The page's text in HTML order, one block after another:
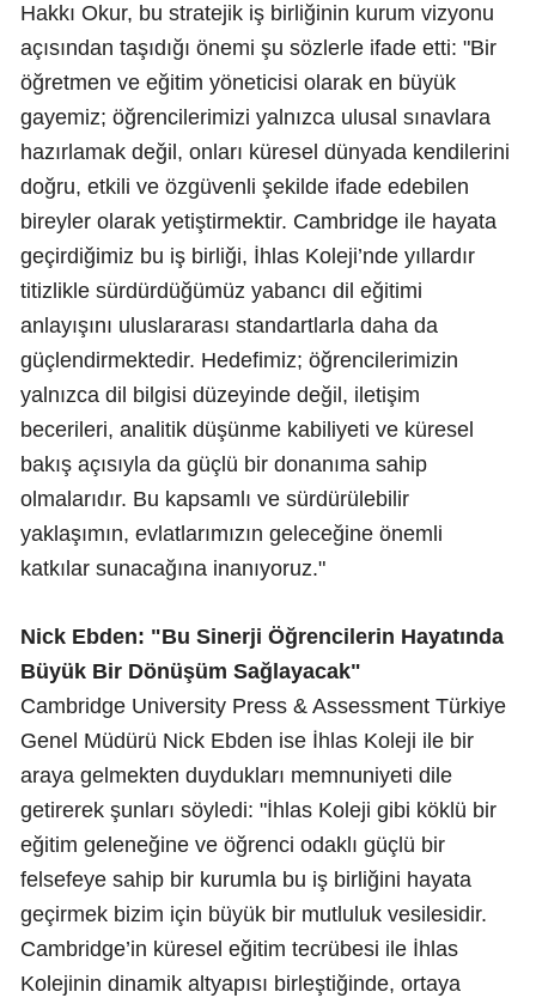
Hakkı Okur, bu stratejik iş birliğinin kurum vizyonu
açısından taşıdığı önemi şu sözlerle ifade etti: "Bir
öğretmen ve eğitim yöneticisi olarak en büyük
gayemiz; öğrencilerimizi yalnızca ulusal sınavlara
hazırlamak değil, onları küresel dünyada kendilerini
doğru, etkili ve özgüvenli şekilde ifade edebilen
bireyler olarak yetiştirmektir. Cambridge ile hayata
geçirdiğimiz bu iş birliği, İhlas Koleji’nde yıllardır
titizlikle sürdürdüğümüz yabancı dil eğitimi
anlayışını uluslararası standartlarla daha da
güçlendirmektedir. Hedefimiz; öğrencilerimizin
yalnızca dil bilgisi düzeyinde değil, iletişim
becerileri, analitik düşünme kabiliyeti ve küresel
bakış açısıyla da güçlü bir donanıma sahip
olmalarıdır. Bu kapsamlı ve sürdürülebilir
yaklaşımın, evlatlarımızın geleceğine önemli
katkılar sunacağına inanıyoruz."
Nick Ebden: "Bu Sinerji Öğrencilerin Hayatında
Büyük Bir Dönüşüm Sağlayacak"
Cambridge University Press & Assessment Türkiye
Genel Müdürü Nick Ebden ise İhlas Koleji ile bir
araya gelmekten duydukları memnuniyeti dile
getirerek şunları söyledi: "İhlas Koleji gibi köklü bir
eğitim geleneğine ve öğrenci odaklı güçlü bir
felsefeye sahip bir kurumla bu iş birliğini hayata
geçirmek bizim için büyük bir mutluluk vesilesidir.
Cambridge’in küresel eğitim tecrübesi ile İhlas
Kolejinin dinamik altyapısı birleştiğinde, ortaya